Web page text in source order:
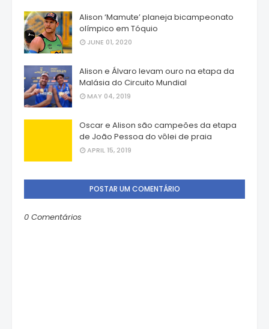
Alison ‘Mamute’ planeja bicampeonato
olímpico em Tóquio
JUNE 01, 2020
Alison e Álvaro levam ouro na etapa da
Malásia do Circuito Mundial
MAY 04, 2019
Oscar e Alison são campeões da etapa
de João Pessoa do vôlei de praia
APRIL 15, 2019
POSTAR UM COMENTÁRIO
0 Comentários